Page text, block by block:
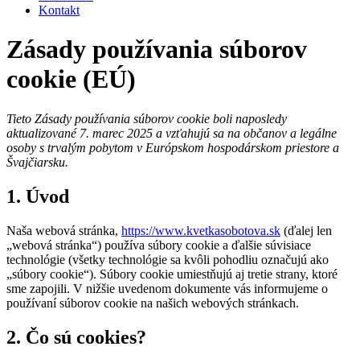
Kontakt
Zásady používania súborov
cookie (EÚ)
Tieto Zásady používania súborov cookie boli naposledy
aktualizované 7. marec 2025 a vzťahujú sa na občanov a legálne
osoby s trvalým pobytom v Európskom hospodárskom priestore a
Švajčiarsku.
1. Úvod
Naša webová stránka, https://www.kvetkasobotova.sk (ďalej len
„webová stránka“) používa súbory cookie a ďalšie súvisiace
technológie (všetky technológie sa kvôli pohodliu označujú ako
„súbory cookie“). Súbory cookie umiestňujú aj tretie strany, ktoré
sme zapojili. V nižšie uvedenom dokumente vás informujeme o
používaní súborov cookie na našich webových stránkach.
2. Čo sú cookies?